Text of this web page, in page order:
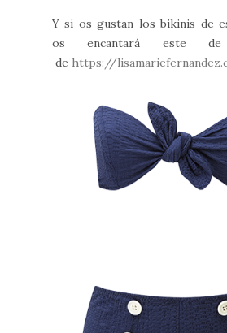
Y si os gustan los bikinis de
os encantará este
de https://